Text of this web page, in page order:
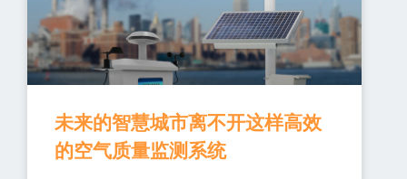
未来的智慧城市离不开这样高效
的空气质量监测系统